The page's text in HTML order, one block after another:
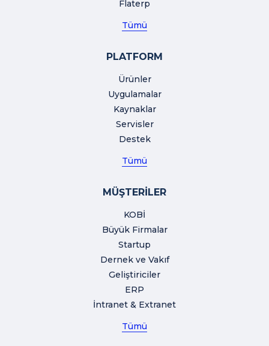
Flaterp
Tümü
PLATFORM
Ürünler
Uygulamalar
Kaynaklar
Servisler
Destek
Tümü
MÜŞTERİLER
KOBİ
Büyük Firmalar
Startup
Dernek ve Vakıf
Geliştiriciler
ERP
İntranet & Extranet
Tümü